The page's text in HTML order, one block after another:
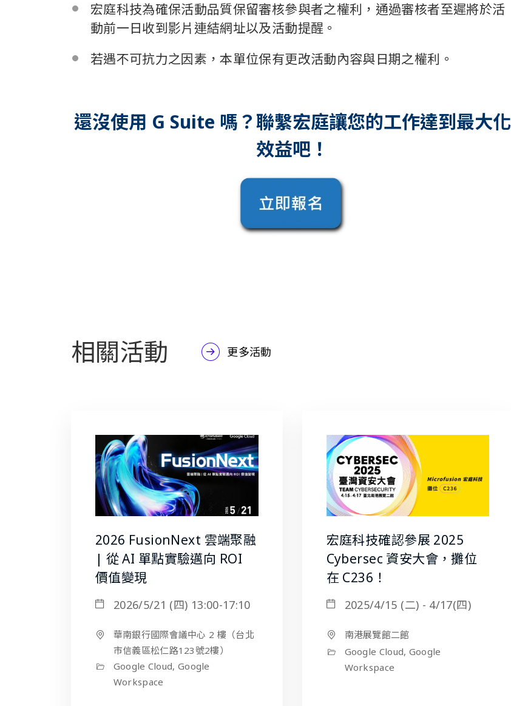
宏庭科技為確保活動品質保留審核參與者之權利，通過審核者至遲將於活
動前一日收到影片連結網址以及活動提醒。
若遇不可抗力之因素，本單位保有更改活動內容與日期之權利。
還沒使用 G Suite 嗎？聯繫宏庭讓您的工作達到最大化
效益吧！
相關活動 更多活動
2026 FusionNext 雲端聚融
| 從 AI 單點實驗邁向 ROI
價值變現
2026/5/21 (四) 13:00-17:10
華南銀行國際會議中心 2 樓（台北
市信義區松仁路123號2樓）
Google Cloud, Google
Workspace
宏庭科技確認參展 2025
Cybersec 資安大會，攤位
在 C236！
2025/4/15 (二) - 4/17(四)
南港展覽館二館
Google Cloud, Google
Workspace